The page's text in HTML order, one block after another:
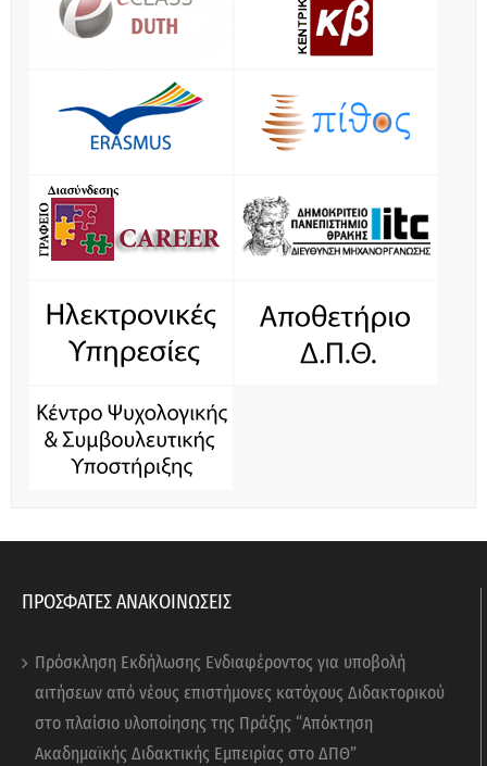
ΠΡΟΣΦΑΤΕΣ ΑΝΑΚΟΙΝΩΣΕΙΣ
Πρόσκληση Εκδήλωσης Ενδιαφέροντος για υποβολή
αιτήσεων από νέους επιστήμονες κατόχους Διδακτορικού
στο πλαίσιο υλοποίησης της Πράξης “Απόκτηση
Ακαδημαϊκής Διδακτικής Εμπειρίας στο ΔΠΘ”